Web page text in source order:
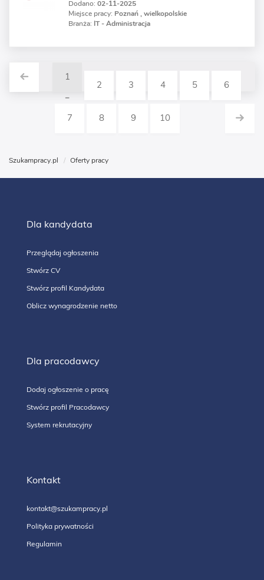
Dodano: 02-11-2025
Miejsce pracy: Poznań , wielkopolskie
Branża: IT - Administracja
1
2 3 4 5 6
7 8 9 10
Szukampracy.pl Oferty pracy
Dla kandydata
Przeglądaj ogłoszenia
Stwórz CV
Stwórz profil Kandydata
Oblicz wynagrodzenie netto
Dla pracodawcy
Dodaj ogłoszenie o pracę
Stwórz profil Pracodawcy
System rekrutacyjny
Kontakt
kontakt@szukampracy.pl
Polityka prywatności
Regulamin